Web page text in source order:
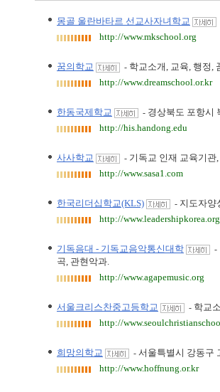
몽골 울란바타르 선교사자녀학교
http://www.mkschool.org
꿈의학교 - 학교소개, 교육, 행정,
http://www.dreamschool.or.kr
한동국제학교 - 경상북도 포항시
http://his.handong.edu
사사학교 - 기독교 인재 교육기관
http://www.sasa1.com
한국리더십학교(KLS) - 지도자양
http://www.leadershipkorea.org
기독음대 - 기독교음악통신대학 -
곡, 관현악과.
http://www.agapemusic.org
서울크리스찬중고등학교 - 학교
http://
희망의학교 - 서울특별시 강동구
http://www.hoffnung.or.kr